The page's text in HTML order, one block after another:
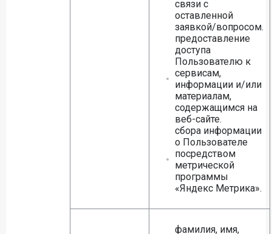
связи с
оставленной
заявкой/вопросом.
предоставление
доступа
Пользователю к
сервисам,
информации и/или
материалам,
содержащимся на
веб-сайте.
сбора информации
о Пользователе
посредством
метрической
программы
«Яндекс Метрика».
фамилия, имя,